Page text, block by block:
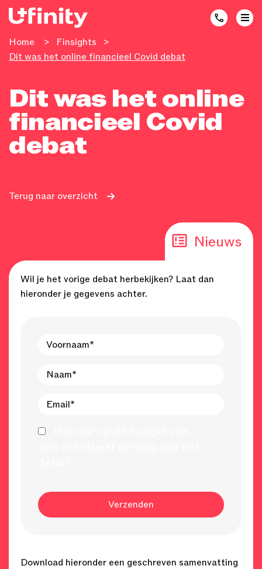
Home > Finsights
>
Dit was het online financieel Covid debat
Dit was het online
financieel Covid
debat
Terug naar overzicht
Nieuws
Wil je het vorige debat herbekijken? Laat dan
hieronder je gegevens achter.
Download hieronder een geschreven samenvatting